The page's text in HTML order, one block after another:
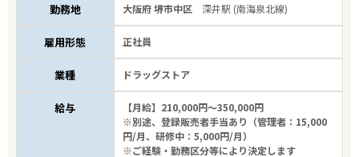
勤務地 大阪府 堺市中区 深井駅 (南海泉北線)
雇用形態 正社員
業種 ドラッグストア
給与
【月給】210,000円～350,000円
※別途、登録販売者手当あり（管理者：15,000
円/月、研修中：5,000円/月）
※ご経験・勤務区分等により決定します